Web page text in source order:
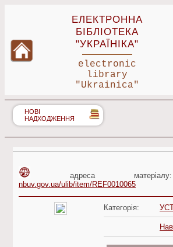
ЕЛЕКТРОННА
БІБЛІОТЕКА
"УКРАЇНІКА"
electronic
library
"Ukrainica"
НОВІ
НАДХОДЖЕННЯ
адреса
nbuv.gov.ua/ulib/item/REF0010065
Категорія: